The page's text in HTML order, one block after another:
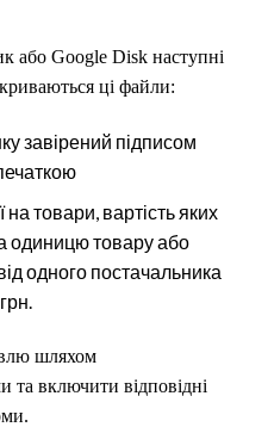
або Google Disk наступні
ці файли:
завірений підписом
на товари, вартість яких
одиницю товару або
одного постачальника
шляхом
та включити відповідні